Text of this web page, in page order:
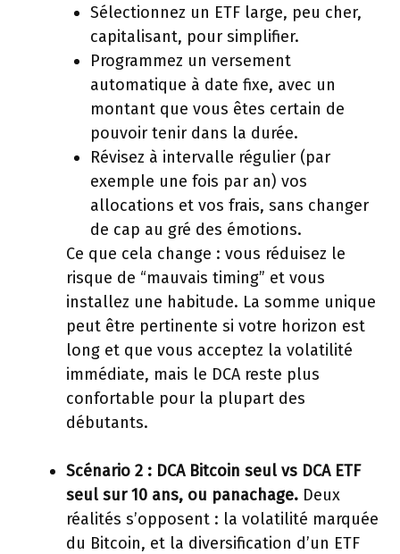
Sélectionnez un ETF large, peu cher,
capitalisant, pour simplifier.
Programmez un versement
automatique à date fixe, avec un
montant que vous êtes certain de
pouvoir tenir dans la durée.
Révisez à intervalle régulier (par
exemple une fois par an) vos
allocations et vos frais, sans changer
de cap au gré des émotions.
Ce que cela change : vous réduisez le
risque de “mauvais timing” et vous
installez une habitude. La somme unique
peut être pertinente si votre horizon est
long et que vous acceptez la volatilité
immédiate, mais le DCA reste plus
confortable pour la plupart des
débutants.
Scénario 2 : DCA Bitcoin seul vs DCA ETF
seul sur 10 ans, ou panachage. Deux
réalités s’opposent : la volatilité marquée
du Bitcoin, et la diversification d’un ETF